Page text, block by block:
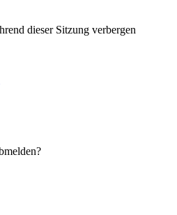
dieser Sitzung verbergen